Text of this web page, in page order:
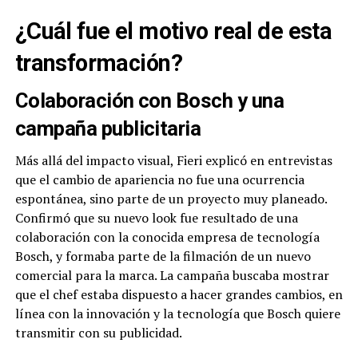
¿Cuál fue el motivo real de esta
transformación?
Colaboración con Bosch y una
campaña publicitaria
Más allá del impacto visual, Fieri explicó en entrevistas
que el cambio de apariencia no fue una ocurrencia
espontánea, sino parte de un proyecto muy planeado.
Confirmó que su nuevo look fue resultado de una
colaboración con la conocida empresa de tecnología
Bosch, y formaba parte de la filmación de un nuevo
comercial para la marca. La campaña buscaba mostrar
que el chef estaba dispuesto a hacer grandes cambios, en
línea con la innovación y la tecnología que Bosch quiere
transmitir con su publicidad.